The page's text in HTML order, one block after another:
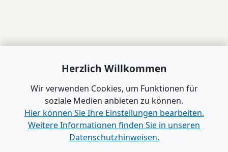
Herzlich Willkommen
Wir verwenden Cookies, um Funktionen für
soziale Medien anbieten zu können.
Hier können Sie Ihre Einstellungen bearbeiten.
Weitere Informationen finden Sie in unseren
Datenschutzhinweisen.